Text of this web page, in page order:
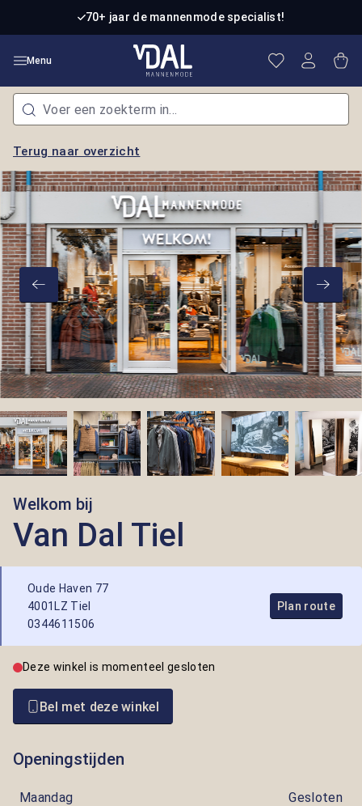
Ga naar de hoofdinhoud70+ jaar de mannenmode specialist!
Menu Je hebt 0
Terug naar overzicht
Welkom bij
Van Dal Tiel
Oude Haven 77
4001LZ Tiel
0344611506
Plan route
Deze winkel is momenteel gesloten
Bel met deze winkel
Openingstijden
Maandag Gesloten